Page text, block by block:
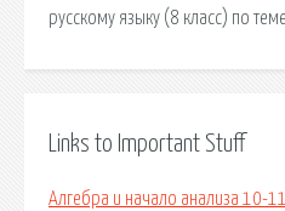
русскому языку (8 класс) по
Links to Important Stuff
Алгебра и начало анализа 10-